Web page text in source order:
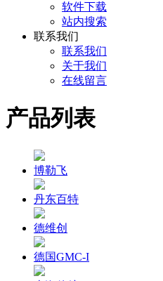
软件下载
站内搜索
联系我们
联系我们
关于我们
在线留言
产品列表
博勒飞
丹东百特
德维创
德国GMC-I